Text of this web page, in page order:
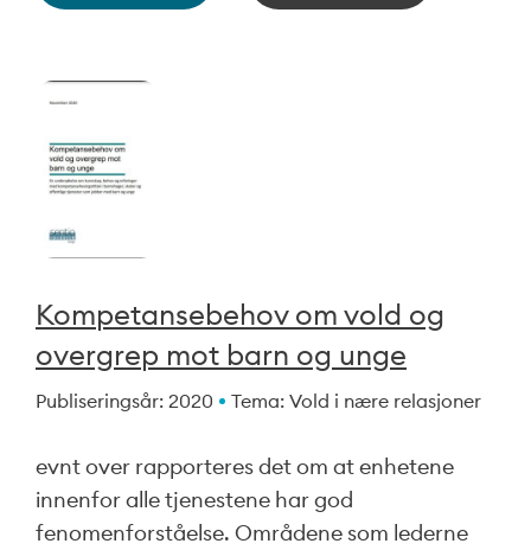
Kompetansebehov om vold og
overgrep mot barn og unge
Publiseringsår: 2020 Tema: Vold i nære relasjoner
evnt over rapporteres det om at enhetene
innenfor alle tjenestene har god
fenomenforståelse. Områdene som lederne